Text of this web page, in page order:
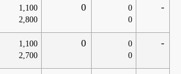
1,100
2,800
0
0
0
-
1,100
2,700
0
0
0
-